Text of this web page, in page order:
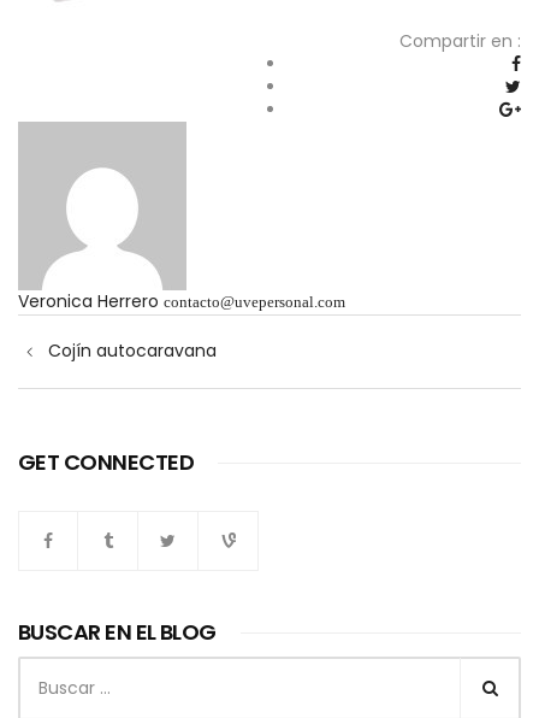
Compartir en :
Veronica Herrero contacto@uvepersonal.com
de
entradas
Cojín autocaravana
GET CONNECTED
BUSCAR EN EL BLOG
Buscar: